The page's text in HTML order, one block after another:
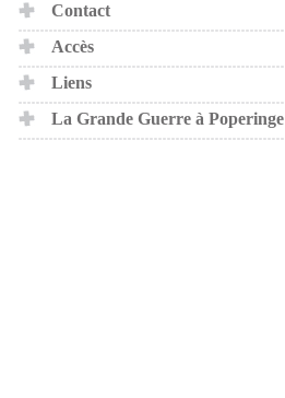
Contact
Accès
Liens
La Grande Guerre à Poperinge